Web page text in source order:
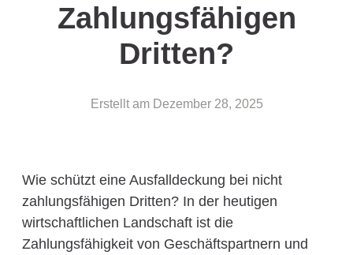
Zahlungsfähigen
Dritten?
Erstellt am Dezember 28, 2025
Wie schützt eine Ausfalldeckung bei nicht
zahlungsfähigen Dritten? In der heutigen
wirtschaftlichen Landschaft ist die
Zahlungsfähigkeit von Geschäftspartnern und